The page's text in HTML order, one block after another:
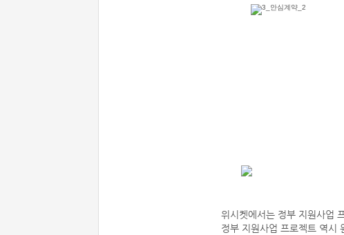
위시켓에서는 정부 지원사업
정부 지원사업 프로젝트 역시